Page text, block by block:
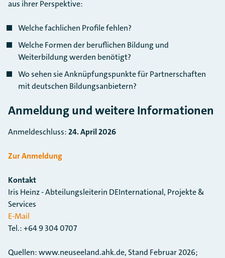
aus ihrer Perspektive:
Welche fachlichen Profile fehlen?
Welche Formen der beruflichen Bildung und
Weiterbildung werden benötigt?
Wo sehen sie Anknüpfungspunkte für Partnerschaften
mit deutschen Bildungsanbietern?
Anmeldung und weitere Informationen
Anmeldeschluss:24. April 2026
Zur Anmeldung
Kontakt
Iris Heinz - Abteilungsleiterin DEInternational, Projekte &
Services
E-Mail
Tel.: +64 9 304 0707
Quellen: www.neuseeland.ahk.de, Stand Februar 2026;